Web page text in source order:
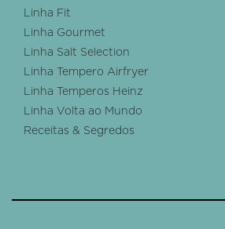
Linha Fit
Linha Gourmet
Linha Salt Selection
Linha Tempero Airfryer
Linha Temperos Heinz
Linha Volta ao Mundo
Receitas & Segredos